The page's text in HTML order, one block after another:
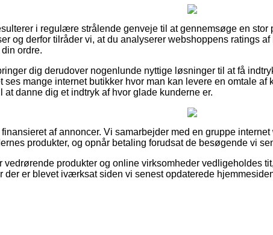
i regulære strålende genveje til at gennemsøge en stor
og derfor tilråder vi, at du analyserer webshoppens ratings
ordre.
dig derudover nogenlunde nyttige løsninger til at få
ses mange internet butikker hvor man kan levere en omtale
at danne dig et indtryk af hvor glade kunderne er.
af annoncer. Vi samarbejder med en gruppe
produkter, og opnår betaling forudsat de besøgende vi
vedrørende produkter og online virksomheder vedligeholdes
der er blevet iværksat siden vi senest opdaterede